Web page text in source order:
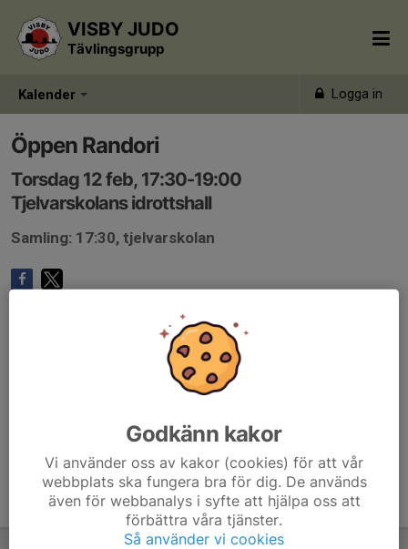
Kalender Logga in
VISBY JUDO
Tävlingsgrupp
Öppen Randori
Torsdag 12 feb, 17:30-19:00
Tjelvarskolans idrottshall
Samling: 17:30, tjelvarskolan
Godkänn kakor
Vi använder oss av kakor (cookies) för att vår
webbplats ska fungera bra för dig. De används
även för webbanalys i syfte att hjälpa oss att
förbättra våra tjänster.
Så använder vi cookies